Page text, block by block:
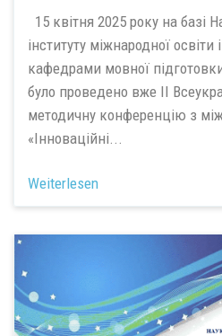
15 квітня 2025 року на базі
інституту міжнародної освіти
кафедрами мовної
було проведено вже ІІ
методичну конференцію з
«Інноваційні...
Weiterlesen